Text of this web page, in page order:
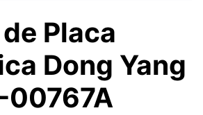
Placa
Dong Yang
00767A